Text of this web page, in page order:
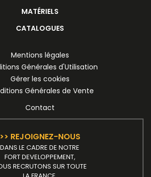
MATÉRIELS
CATALOGUES
Mentions légales
Générales d'Utilisation
Gérer les cookies
Générales de Vente
Contact
>> REJOIGNEZ-NOUS
DANS LE CADRE DE NOTRE
FORT DEVELOPPEMENT,
RECRUTONS SUR TOUTE